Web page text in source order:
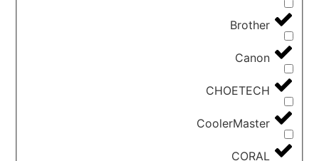
Brother
Canon
CHOETECH
CoolerMaster
CORAL